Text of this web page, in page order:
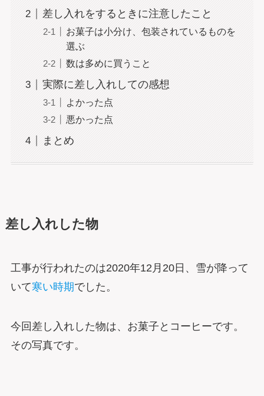
差し入れをするときに注意したこと
お菓子は小分け、包装されているものを
選ぶ
数は多めに買うこと
実際に差し入れしての感想
よかった点
悪かった点
まとめ
差し入れした物
工事が行われたのは2020年12月20日、雪が降って
いて寒い時期でした。
今回差し入れした物は、お菓子とコーヒーです。
その写真です。